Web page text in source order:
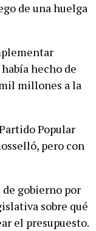
de una huelga
hecho de
millones a la
Popular
pero con
gobierno por
sobre qué
el presupuesto.